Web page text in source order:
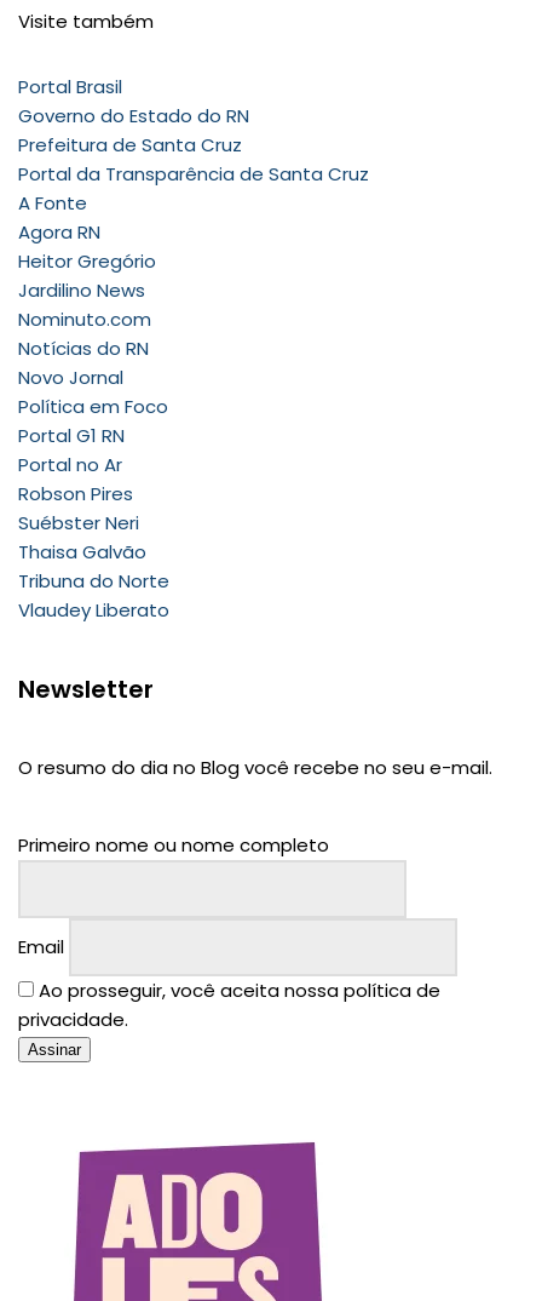
Visite também
Portal Brasil
Governo do Estado do RN
Prefeitura de Santa Cruz
Portal da Transparência de Santa Cruz
A Fonte
Agora RN
Heitor Gregório
Jardilino News
Nominuto.com
Notícias do RN
Novo Jornal
Política em Foco
Portal G1 RN
Portal no Ar
Robson Pires
Suébster Neri
Thaisa Galvão
Tribuna do Norte
Vlaudey Liberato
Newsletter
O resumo do dia no Blog você recebe no seu e-mail.
Primeiro nome ou nome completo
Email
Ao prosseguir, você aceita nossa política de
privacidade.